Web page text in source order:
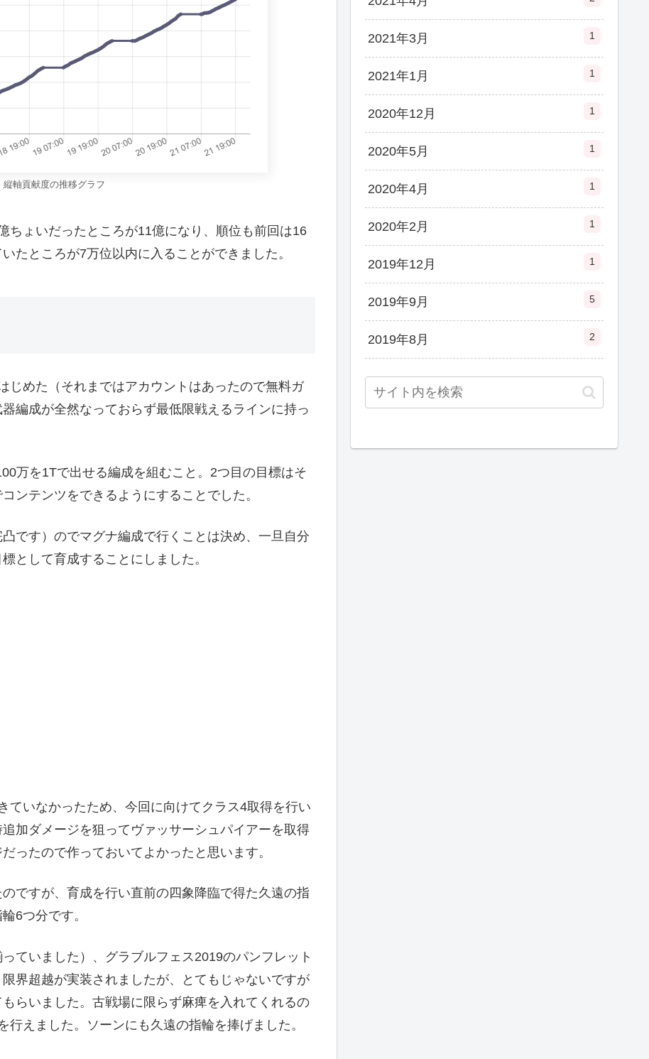
縦軸貢献度の推移グラフ
ちょいだったところが11億になり、順位も前回は16
ところが7万位以内に入ることができました。
じめた（それまではアカウントはあったので無料ガ
編成が全然なっておらず最低限戦えるラインに持っ
万を1Tで出せる編成を組むこと。2つ目の目標はそ
ンテンツをできるようにすることでした。
です）のでマグナ編成で行くことは決め、一旦自分
として育成することにしました。
ていなかったため、今回に向けてクラス4取得を行い
加ダメージを狙ってヴァッサーシュパイアーを取得
ったので作っておいてよかったと思います。
ですが、育成を行い直前の四象降臨で得た久遠の指
6つ分です。
ていました）、グラブルフェス2019のパンフレット
界超越が実装されましたが、とてもじゃないですが
らいました。古戦場に限らず麻痺を入れてくれるの
えました。ソーンにも久遠の指輪を捧げました。
2021年3月 1
2021年1月 1
2020年12月 1
2020年5月 1
2020年4月 1
2020年2月 1
2019年12月 1
2019年9月 5
2019年8月 2